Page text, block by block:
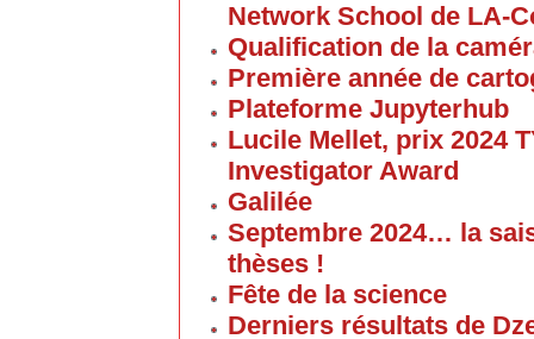
Network School de LA-
Qualification de la
Première année de
Plateforme Jupyterhub
Lucile Mellet, prix 2024
Investigator Award
Galilée
Septembre 2024… la
thèses !
Fête de la science
Derniers résultats de